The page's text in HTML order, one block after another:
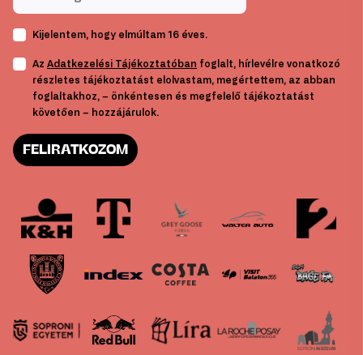
Kijelentem, hogy elmúltam 16 éves.
Az Adatkezelési Tájékoztatóban foglalt, hírlevélre vonatkozó
részletes tájékoztatást elolvastam, megértettem, az abban
foglaltakhoz, – önkéntesen és megfelelő tájékoztatást
követően – hozzájárulok.
FELIRATKOZOM